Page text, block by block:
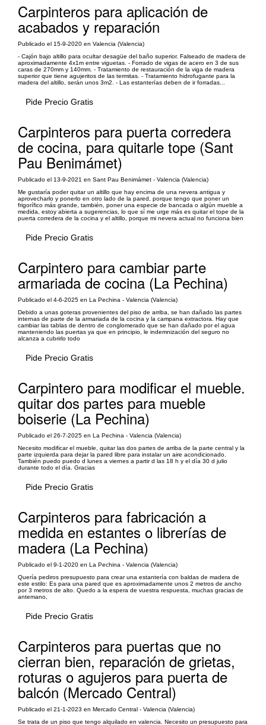
Carpinteros para aplicación de
acabados y reparación
Publicado el 15-9-2020 en Valencia (Valencia)
- Cajón bajo altillo para ocultar desagüe del baño superior. Falseado de madera de
aproximadamente 4x1m entre viguetas. - Forrado de vigas de acero en 3 de sus
caras de 270mm y 140mm. - Tratamiento de restauración de la viga de madera
superior que tiene agujeritos de las termitas. - Tratamiento hidrofugante para la
madera del altillo, serán unos 3m2. - Las estanterías deben de ir forradas...
Pide Precio Gratis
Carpinteros para puerta corredera
de cocina, para quitarle tope (Sant
Pau Benimámet)
Publicado el 13-9-2021 en Sant Pau Benimámet - Valencia (Valencia)
Me gustaría poder quitar un altillo que hay encima de una nevera antigua y
aprovecharlo y ponerlo en otro lado de la pared, porque tengo que poner un
frigorífico más grande, también, poner una especie de bancada o algún mueble a
medida, estoy abierta a sugerencias, lo que sí me urge más es quitar el tope de la
puerta corredera de la cocina y el altillo, porque mi nevera actual no funciona bien
Pide Precio Gratis
Carpintero para cambiar parte
armariada de cocina (La Pechina)
Publicado el 4-6-2025 en La Pechina - Valencia (Valencia)
Debido a unas goteras provenientes del piso de arriba, se han dañado las partes
internas de parte de la armariada de la cocina y la campana extractora. Hay que
cambiar las tablas de dentro de conglomerado que se han dañado por el agua
manteniendo las puertas ya que en principio, le indemnización del seguro no
alcanza a cubrirlo todo
Pide Precio Gratis
Carpintero para modificar el mueble.
quitar dos partes para mueble
boiserie (La Pechina)
Publicado el 26-7-2025 en La Pechina - Valencia (Valencia)
Necesito modificar el mueble, quitar las dos partes de arriba de la parte central y la
parte izquierda para dejar la pared libre para instalar un aire acondicionado.
También puedo puedo d lunes a viernes a partir d las 18 h y el día 30 d julio
durante todo el día. Gracias
Pide Precio Gratis
Carpinteros para fabricación a
medida en estantes o librerías de
madera (La Pechina)
Publicado el 9-1-2020 en La Pechina - Valencia (Valencia)
Quería pediros presupuesto para crear una estantería con baldas de madera de
este estilo: Es para una pared que es aproximadamente unos 2 metros de ancho
por 3 metros de alto. Quedo a la espera de vuestra respuesta, muchas gracias de
antemano,
Pide Precio Gratis
Carpinteros para puertas que no
cierran bien, reparación de grietas,
roturas o agujeros para puerta de
balcón (Mercado Central)
Publicado el 21-1-2023 en Mercado Central - Valencia (Valencia)
Se trata de un piso que tengo alquilado en valencia. Necesito un presupuesto para